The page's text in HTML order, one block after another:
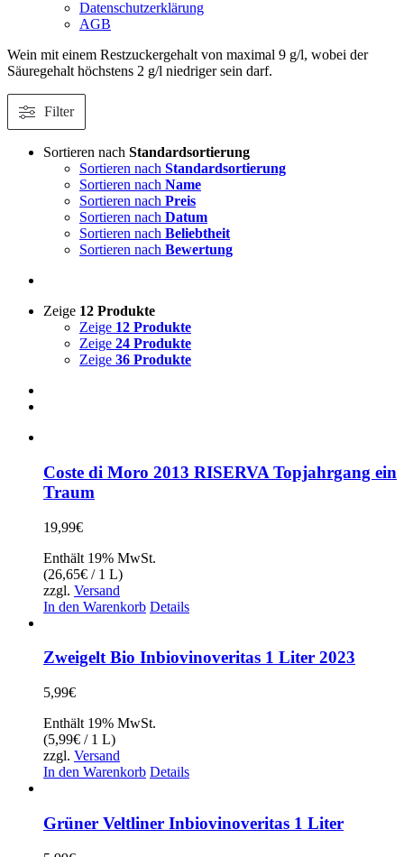
Datenschutzerklärung
AGB
Wein mit einem Restzuckergehalt von maximal 9 g/l, wobei der
Säuregehalt höchstens 2 g/l niedriger sein darf.
Filter
Sortieren nach Standardsortierung
Sortieren nach Standardsortierung
Sortieren nach Name
Sortieren nach Preis
Sortieren nach Datum
Sortieren nach Beliebtheit
Sortieren nach Bewertung
Zeige 12 Produkte
Zeige 12 Produkte
Zeige 24 Produkte
Zeige 36 Produkte
Coste di Moro 2013 RISERVA Topjahrgang ein
Traum
19,99€
Enthält 19% MwSt.
(26,65€ / 1 L)
zzgl. Versand
In den Warenkorb Details
Zweigelt Bio Inbiovinoveritas 1 Liter 2023
5,99€
Enthält 19% MwSt.
(5,99€ / 1 L)
zzgl. Versand
In den Warenkorb Details
Grüner Veltliner Inbiovinoveritas 1 Liter